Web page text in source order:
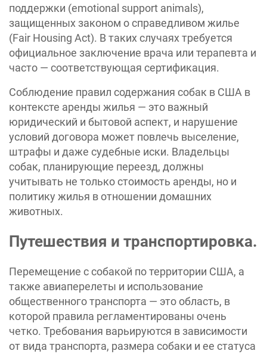
поддержки (emotional support animals),
защищенных законом о справедливом жилье
(Fair Housing Act). В таких случаях требуется
официальное заключение врача или терапевта и
часто — соответствующая сертификация.
Соблюдение правил содержания собак в США в
контексте аренды жилья — это важный
юридический и бытовой аспект, и нарушение
условий договора может повлечь выселение,
штрафы и даже судебные иски. Владельцы
собак, планирующие переезд, должны
учитывать не только стоимость аренды, но и
политику жилья в отношении домашних
животных.
Путешествия и транспортировка.
Перемещение с собакой по территории США, а
также авиаперелеты и использование
общественного транспорта — это область, в
которой правила регламентированы очень
четко. Требования варьируются в зависимости
от вида транспорта, размера собаки и ее статуса